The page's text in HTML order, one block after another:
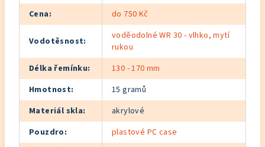
Cena: do 750 Kč
Vodotěsnost:
voděodolné WR 30 - vlhko, mytí
rukou
Délka řemínku:
130 - 170 mm
Hmotnost:
15 gramů
Materiál skla:
akrylové
Pouzdro:
plastové PC case